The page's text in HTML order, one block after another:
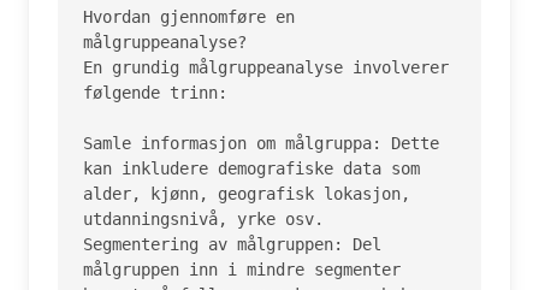
Hvordan gjennomføre en
målgruppeanalyse?
En grundig målgruppeanalyse involverer
følgende trinn:
Samle informasjon om målgruppa: Dette
kan inkludere demografiske data som
alder, kjønn, geografisk lokasjon,
utdanningsnivå, yrke osv.
Segmentering av målgruppen: Del
målgruppen inn i mindre segmenter